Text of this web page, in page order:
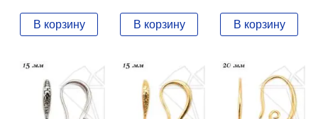
В корзину В корзину В корзину